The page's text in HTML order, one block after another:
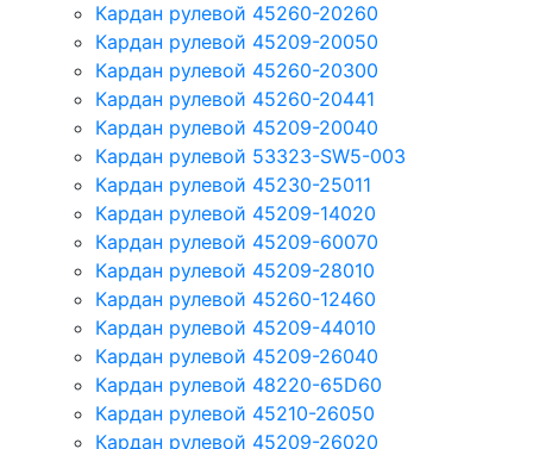
Кардан рулевой 45260-20260
Кардан рулевой 45209-20050
Кардан рулевой 45260-20300
Кардан рулевой 45260-20441
Кардан рулевой 45209-20040
Кардан рулевой 53323-SW5-003
Кардан рулевой 45230-25011
Кардан рулевой 45209-14020
Кардан рулевой 45209-60070
Кардан рулевой 45209-28010
Кардан рулевой 45260-12460
Кардан рулевой 45209-44010
Кардан рулевой 45209-26040
Кардан рулевой 48220-65D60
Кардан рулевой 45210-26050
Кардан рулевой 45209-26020